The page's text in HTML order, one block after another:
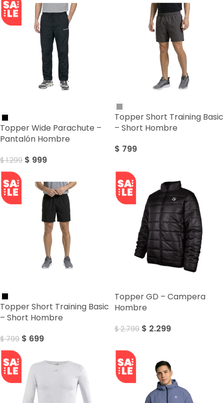
Topper Wide Parachute –
Pantalón Hombre
$1.299 $ 999
Topper Short Training Basic
– Short Hombre
$ 799
Topper Short Training Basic
– Short Hombre
$799 $ 699
Topper GD – Campera
Hombre
$2.799 $ 2.299